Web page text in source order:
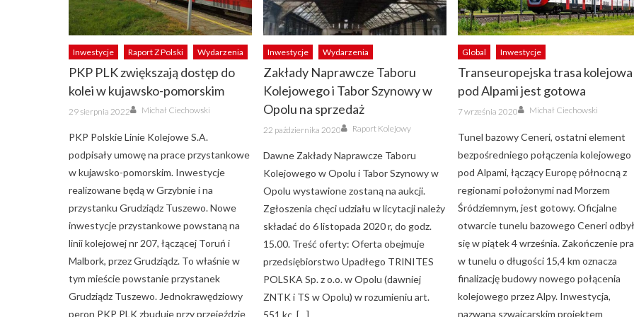
Inwestycje Raport Z Polski Wydarzenia
PKP PLK zwiększają dostęp do
kolei w kujawsko-pomorskim
Posted
on
29 sierpnia 2022 Author
Michał Ciechowski
PKP Polskie Linie Kolejowe S.A.
podpisały umowę na prace przystankowe
w kujawsko-pomorskim. Inwestycje
realizowane będą w Grzybnie i na
przystanku Grudziądz Tuszewo. Nowe
inwestycje przystankowe powstaną na
linii kolejowej nr 207, łączącej Toruń i
Malbork, przez Grudziądz. To właśnie w
tym mieście powstanie przystanek
Grudziądz Tuszewo. Jednokrawędziowy
peron PKP PLK zbuduje przy przejeździe
Inwestycje Wydarzenia
Zakłady Naprawcze Taboru
Kolejowego i Tabor Szynowy w
Opolu na sprzedaż
Posted
on
22 października 2020 Author
Raport Kolejowy
Dawne Zakłady Naprawcze Taboru
Kolejowego w Opolu i Tabor Szynowy w
Opolu wystawione zostaną na aukcji.
Zgłoszenia chęci udziału w licytacji należy
składać do 6 listopada 2020 r, do godz.
15.00. Treść oferty: Oferta obejmuje
przedsiębiorstwo Upadłego TRINITES
POLSKA Sp. z o.o. w Opolu (dawniej
ZNTK i TS w Opolu) w rozumieniu art.
551 kc, […]
Global Inwestycje
Transeuropejska trasa kolejowa
pod Alpami jest gotowa
Posted
on
7 września 2020 Author
Michał Ciechowski
Tunel bazowy Ceneri, ostatni element
bezpośredniego połączenia kolejowego
pod Alpami, łączący Europę północną z
regionami położonymi nad Morzem
Śródziemnym, jest gotowy. Oficjalne
otwarcie tunelu bazowego Ceneri
się w piątek 4 września. Zakończenie
w tunelu o długości 15,4 km oznacza
finalizację budowy nowego połącenia
kolejowego przez Alpy. Inwestycja,
nazwana szwajcarskim projektem